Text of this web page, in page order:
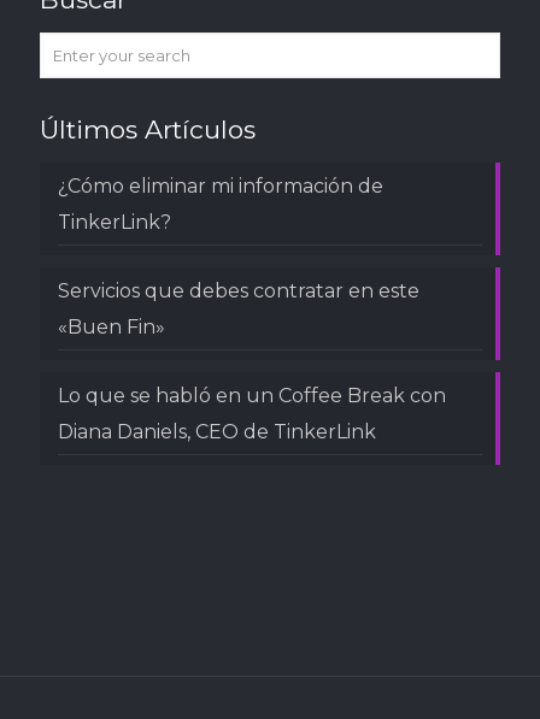
Últimos Artículos
¿Cómo eliminar mi información de
TinkerLink?
Servicios que debes contratar en este
«Buen Fin»
Lo que se habló en un Coffee Break con
Diana Daniels, CEO de TinkerLink